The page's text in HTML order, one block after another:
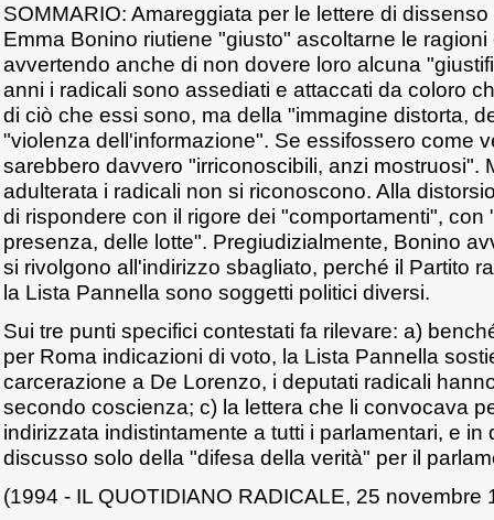
SOMMARIO: Amareggiata per le lettere di
Emma Bonino riutiene "giusto" ascoltarne le
avvertendo anche di non dovere loro alcuna
anni i radicali sono assediati e attaccati da coloro
di ciò che essi sono, ma della "immagine distorta,
"violenza dell'informazione". Se essifossero come
sarebbero davvero "irriconoscibili, anzi mostruosi".
adulterata i radicali non si riconoscono. Alla
di rispondere con il rigore dei "comportamenti", con
presenza, delle lotte". Pregiudizialmente, Bonino
si rivolgono all'indirizzo sbagliato, perché il Partito
la Lista Pannella sono soggetti politici diversi.
Sui tre punti specifici contestati fa rilevare: a)
per Roma indicazioni di voto, la Lista Pannella
carcerazione a De Lorenzo, i deputati radicali
secondo coscienza; c) la lettera che li convocava
indirizzata indistintamente a tutti i parlamentari, e in
discusso solo della "difesa della verità" per il
(1994 - IL QUOTIDIANO RADICALE, 25 novembre